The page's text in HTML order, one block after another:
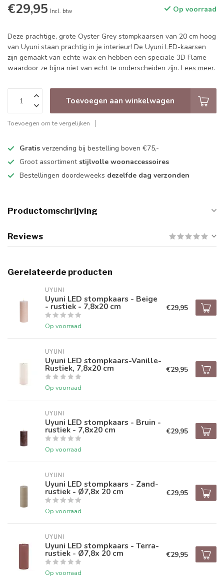
€29,95 Incl. btw Op voorraad
Deze prachtige, grote Oyster Grey stompkaarsen van 20 cm hoog
van Uyuni staan prachtig in je interieur! De Uyuni LED-kaarsen
zijn gemaakt van echte wax en hebben een speciale 3D Flame
waardoor ze bijna niet van echt te onderscheiden zijn. Lees meer.
Toevoegen aan winkelwagen
Toevoegen om te vergelijken
Gratis verzending bij bestelling boven €75,-
Groot assortiment stijlvolle woonaccessoires
Bestellingen doordeweeks dezelfde dag verzonden
Productomschrijving
Reviews
Gerelateerde producten
UYUNI
Uyuni LED stompkaars - Beige
- rustiek - 7,8x20 cm
Op voorraad
€29,95
UYUNI
Uyuni LED stompkaars-Vanille-
Rustiek, 7,8x20 cm
Op voorraad
€29,95
UYUNI
Uyuni LED stompkaars - Bruin -
rustiek - 7,8x20 cm
Op voorraad
€29,95
UYUNI
Uyuni LED stompkaars - Zand-
rustiek - Ø7,8x 20 cm
Op voorraad
€29,95
UYUNI
Uyuni LED stompkaars - Terra-
rustiek - Ø7,8x 20 cm
Op voorraad
€29,95